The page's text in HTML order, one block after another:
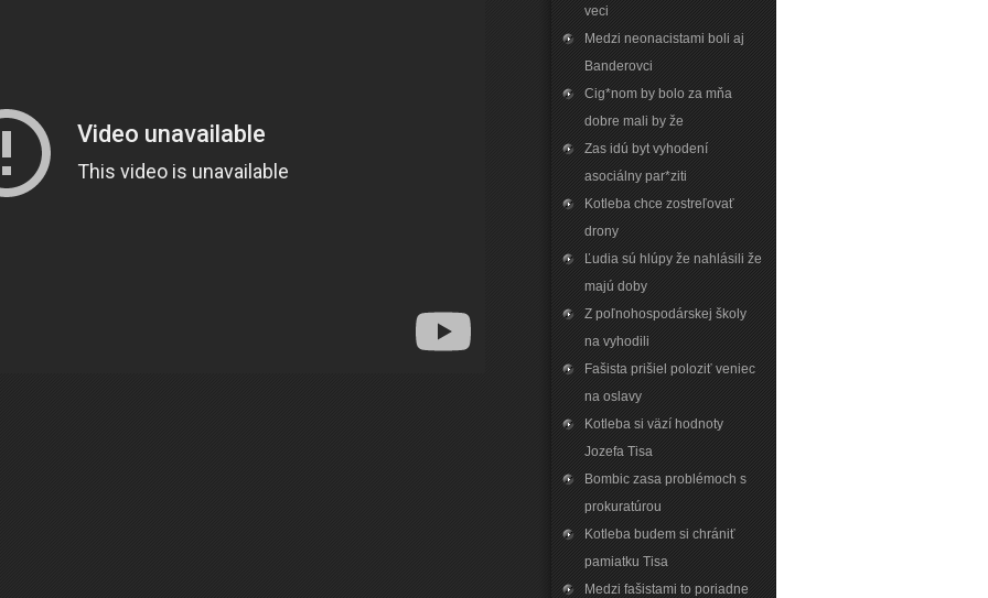
veci
Medzi neonacistami boli aj
Banderovci
Cig*nom by bolo za mňa
dobre mali by že
Zas idú byt vyhodení
asociálny par*ziti
Kotleba chce zostreľovať
drony
Ľudia sú hlúpy že nahlásili že
majú doby
Z poľnohospodárskej školy
na vyhodili
Fašista prišiel poloziť veniec
na oslavy
Kotleba si väzí hodnoty
Jozefa Tisa
Bombic zasa problémoch s
prokuratúrou
Kotleba budem si chrániť
pamiatku Tisa
Medzi fašistami to poriadne